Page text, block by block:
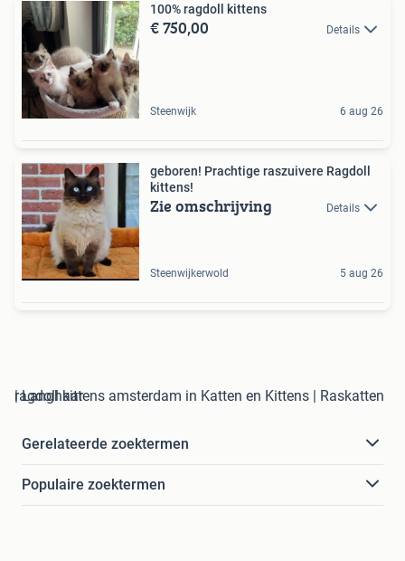
100% ragdoll kittens
€ 750,00 Details
Steenwijk 6 aug 26
geboren! Prachtige raszuivere Ragdoll
kittens!
Zie omschrijving Details
Steenwijkerwold 5 aug 26
ragdoll kittens amsterdam in Katten en Kittens | Raskatten | Langhaar
Gerelateerde zoektermen
Populaire zoektermen